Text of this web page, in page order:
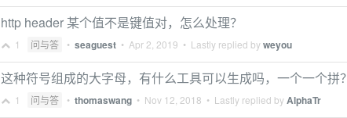
http header 某个值不是键值对，怎么处理？
1 问与答 • seaguest • Apr 2, 2019 • Lastly replied byweyou
这种符号组成的大字母，有什么工具可以生成吗，一个一个拼？
1 问与答 • thomaswang • Nov 12, 2018 • Lastly replied byAlphaTr